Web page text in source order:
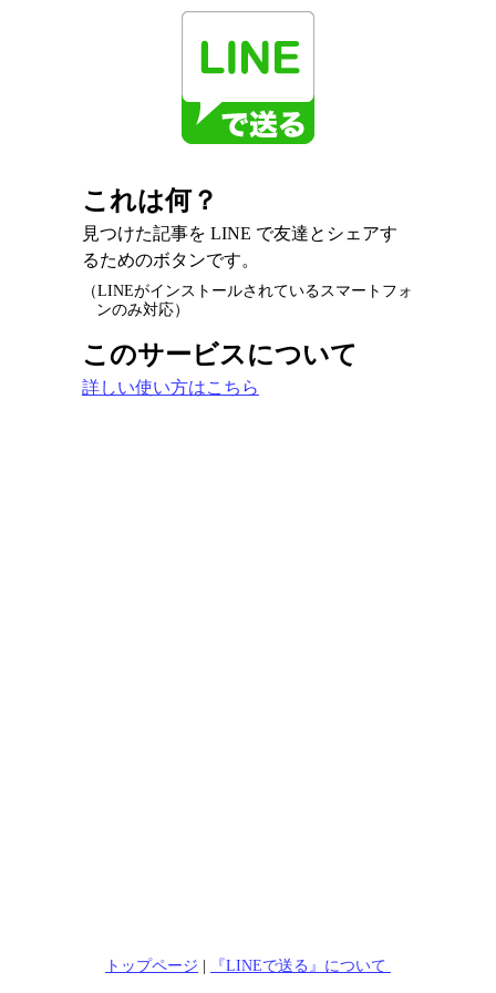
これは何？
見つけた記事を LINE で友達とシェアす
るためのボタンです。
（LINEがインストールされているスマートフォ
ンのみ対応）
このサービスについて
詳しい使い方はこちら
トップページ | 『LINEで送る』について